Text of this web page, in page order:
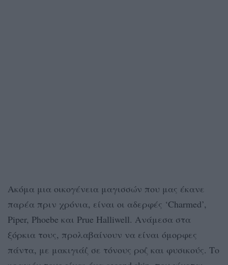
Ακόμα μια οικογένεια μαγισσών που μας έκανε
παρέα πριν χρόνια, είναι οι αδερφές ‘Charmed’,
Piper, Phoebe και Prue Halliwell. Ανάμεσα στα
ξόρκια τους, προλαβαίνουν να είναι όμορφες
πάντα, με μακιγιάζ σε τόνους ροζ και φυσικούς. Το